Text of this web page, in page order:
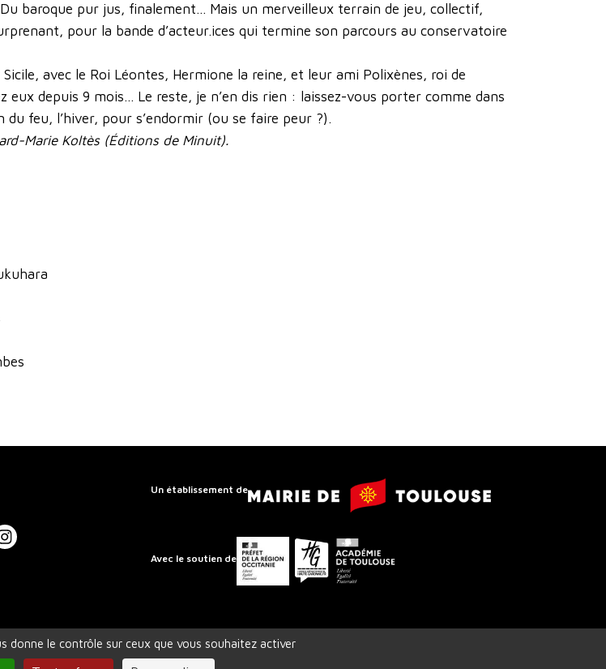
donne le contrôle sur ceux que vous souhaitez activer
baroque pur jus, finalement... Mais un merveilleux terrain de jeu, collectif,
pour la bande d’acteur.ices qui termine son parcours au conservatoire
avec le Roi Léontes, Hermione la reine, et leur ami Polixènes, roi de
eux depuis 9 mois... Le reste, je n’en dis rien : laissez-vous porter comme dans
du feu, l’hiver, pour s’endormir (ou se faire peur ?).
Marie Koltès (Éditions de Minuit).
Instagram
Un établissement de
Mairie
de
Avec le soutien de
Préfet
de
la
Conseil
départemental
Académie
de